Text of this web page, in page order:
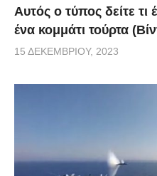
Αυτός ο τύπος δείτε τι
ένα κομμάτι τούρτα
15 ΔΕΚΕΜΒΡΊΟΥ, 2023